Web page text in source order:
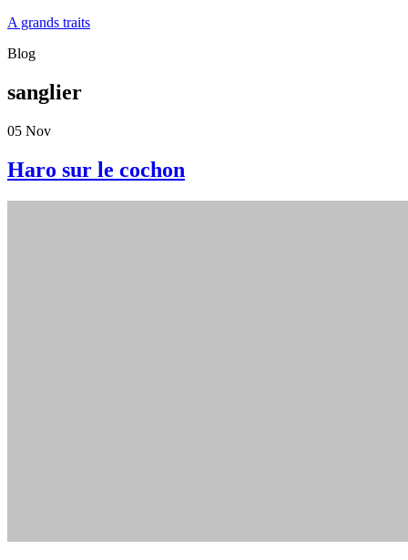
A grands traits
Blog
sanglier
05 Nov
Haro sur le cochon